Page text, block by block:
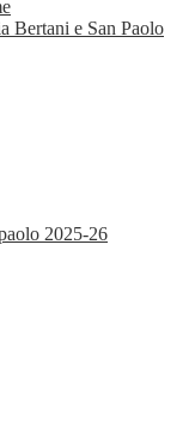
Bertani e San Paolo
2025-26